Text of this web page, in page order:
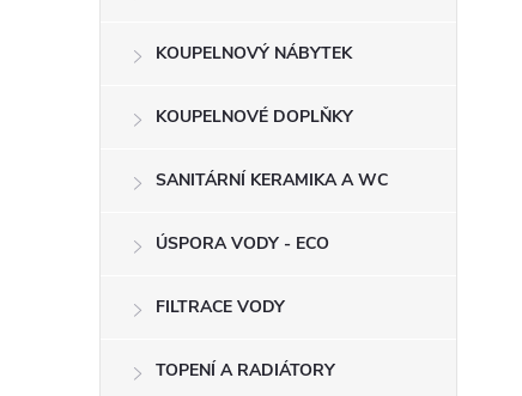
KOUPELNOVÝ NÁBYTEK
KOUPELNOVÉ DOPLŇKY
SANITÁRNÍ KERAMIKA A WC
ÚSPORA VODY - ECO
FILTRACE VODY
TOPENÍ A RADIÁTORY